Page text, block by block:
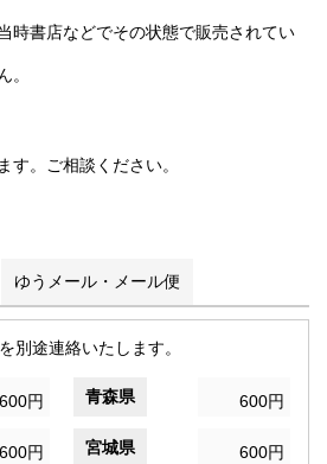
時書店などでその状態で販売されてい
。
す。ご相談ください。
ゆうメール・メール便
別途連絡いたします。
600円 青森県 600円
600円 宮城県 600円